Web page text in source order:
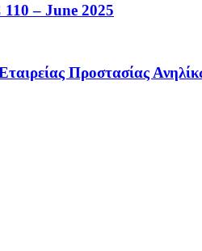
– June 2025
Προστασίας